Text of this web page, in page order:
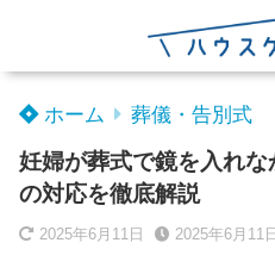
ホーム 葬儀・告別式
妊婦が葬式で鏡を入れ
の対応を徹底解説
2025年6月11日 2025年6月11日